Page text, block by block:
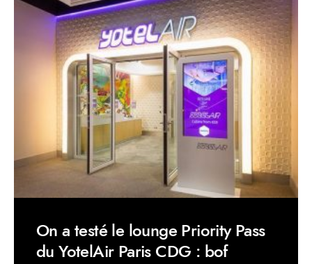
On a testé le lounge Priority Pass
du YotelAir Paris CDG : bof